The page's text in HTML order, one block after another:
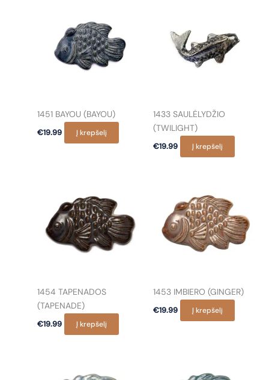
1451 BAYOU (BAYOU)
€19.99 Į krepšelį
1433 SAULĖLYDŽIO
(TWILIGHT)
€19.99 Į krepšelį
1454 TAPENADOS
(TAPENADE)
€19.99 Į krepšelį
1453 IMBIERO (GINGER)
€19.99 Į krepšelį